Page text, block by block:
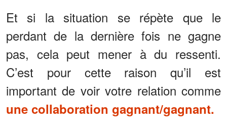
Et si la situation se répète que le
perdant de la dernière fois ne gagne
pas, cela peut mener à du ressenti.
C’est pour cette raison qu’il est
important de voir votre relation comme
une collaboration gagnant/gagnant.